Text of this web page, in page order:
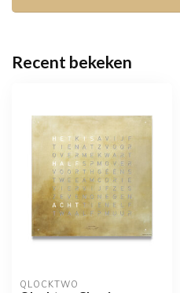
Recent bekeken
QLOCKTWO